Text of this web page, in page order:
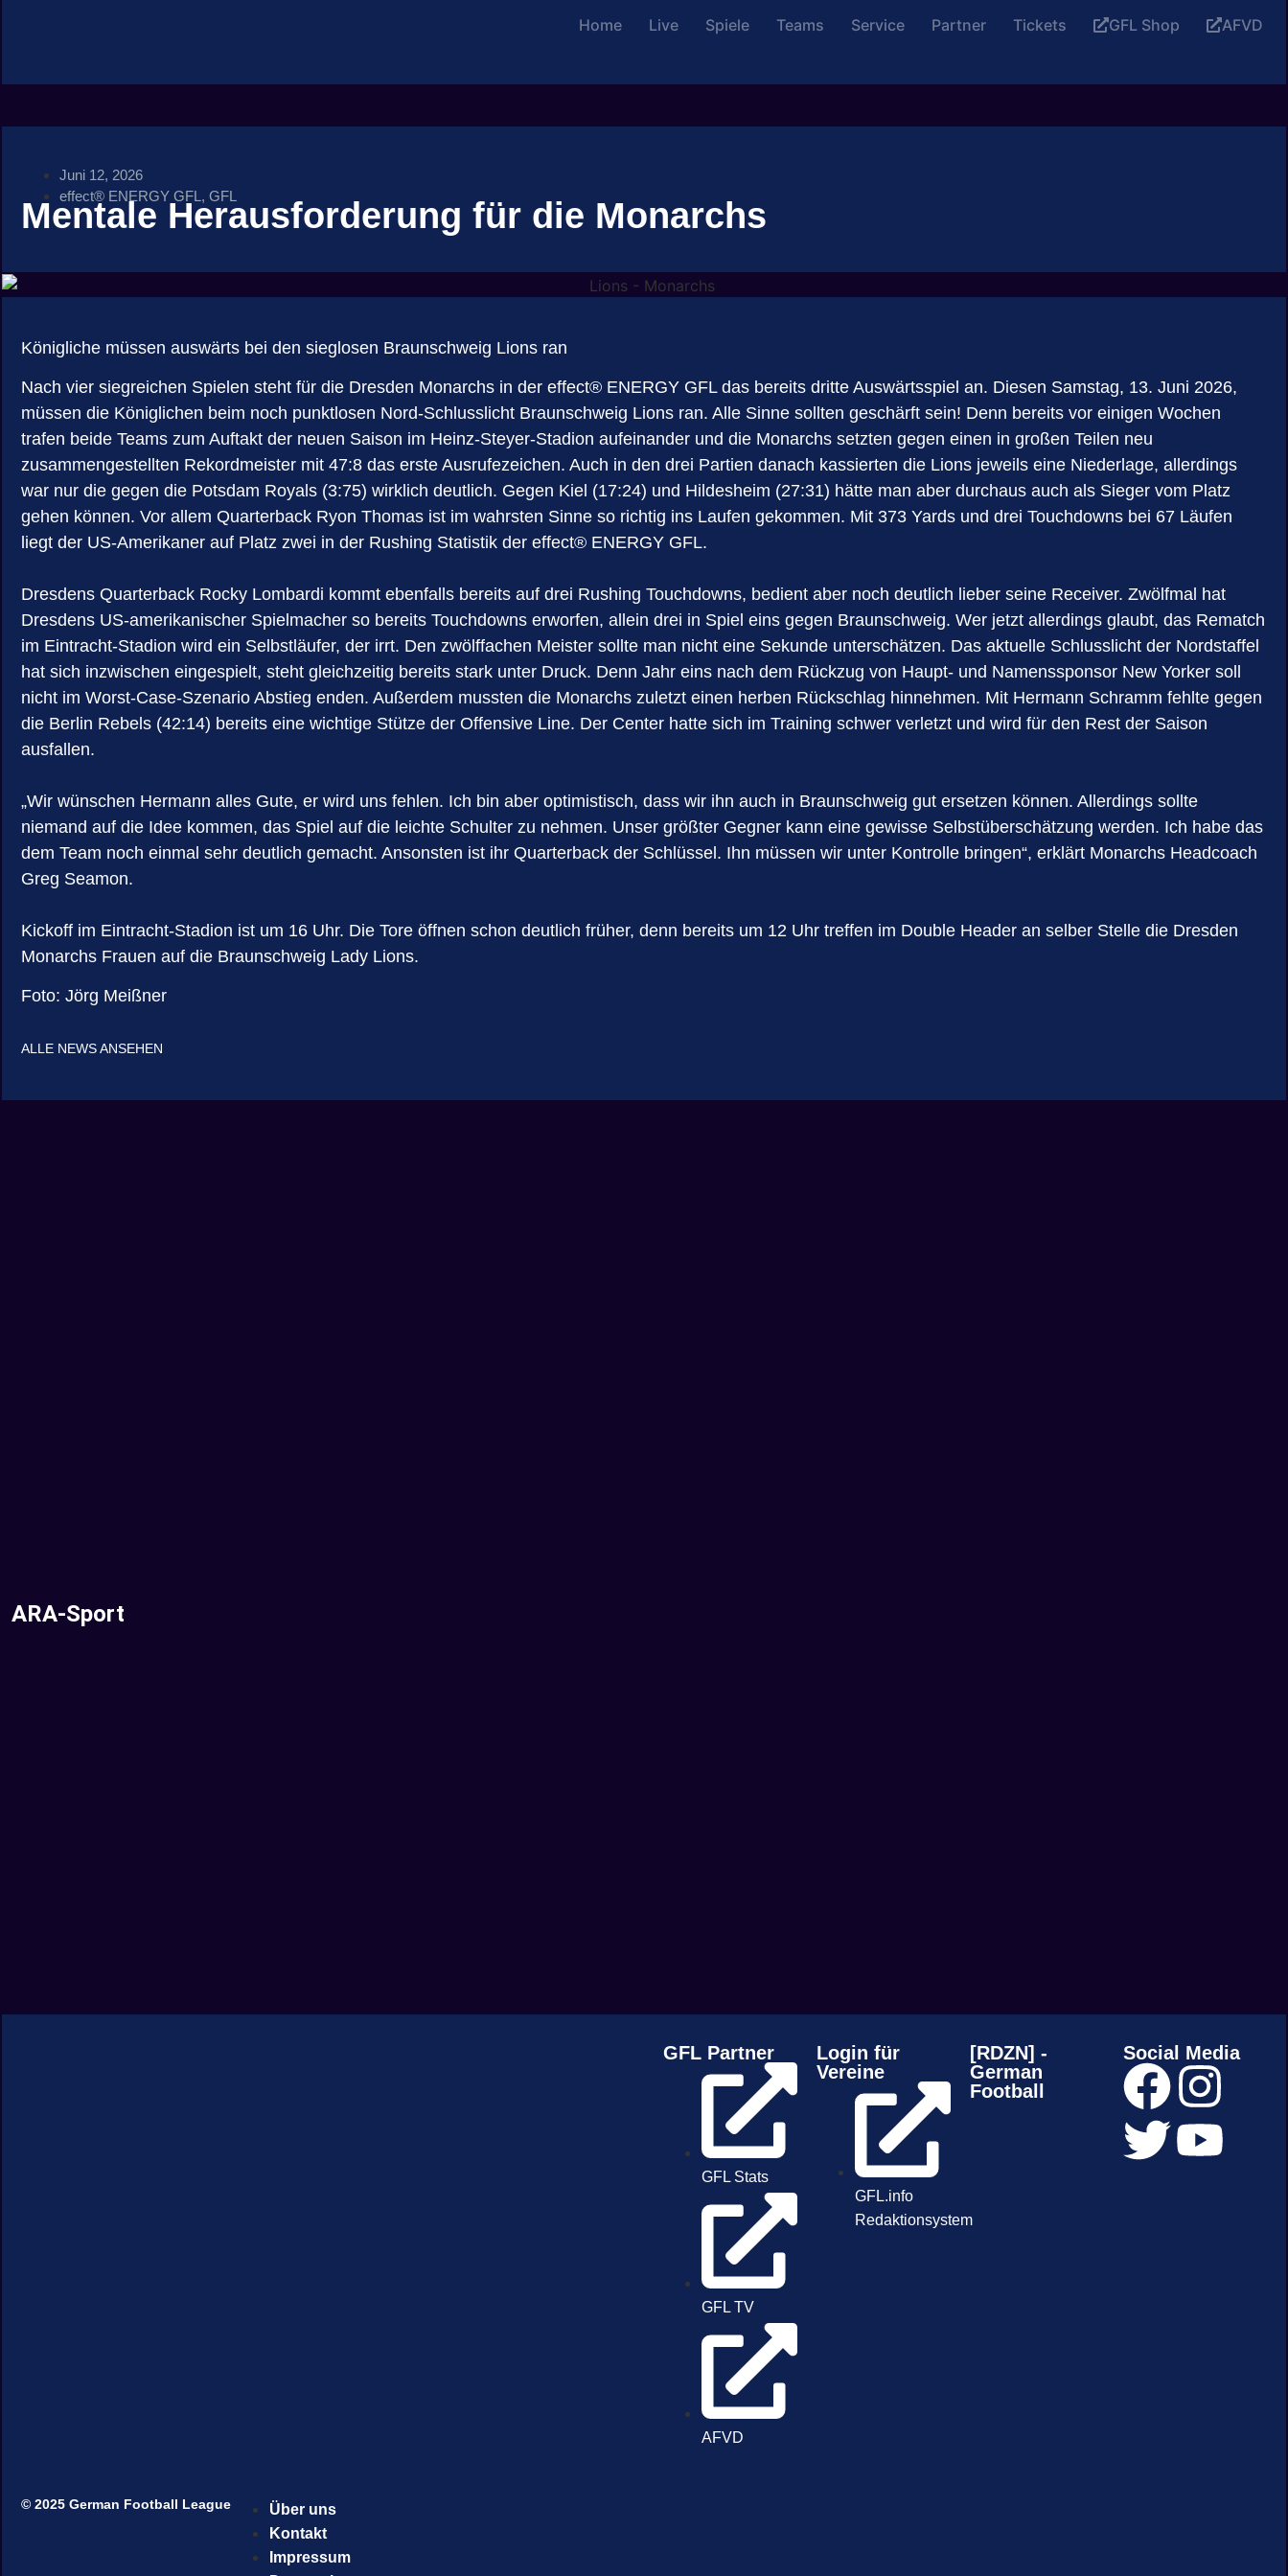
Home Live Spiele Teams Service Partner Tickets GFL Shop AFVD
Juni 12, 2026
effect® ENERGY GFL , GFL
Mentale Herausforderung für die Monarchs
Königliche müssen auswärts bei den sieglosen Braunschweig Lions ran
Nach vier siegreichen Spielen steht für die Dresden Monarchs in der effect®️ ENERGY GFL das bereits dritte Auswärtsspiel an. Diesen Samstag, 13. Juni 2026,
müssen die Königlichen beim noch punktlosen Nord-Schlusslicht Braunschweig Lions ran. Alle Sinne sollten geschärft sein! Denn bereits vor einigen Wochen
trafen beide Teams zum Auftakt der neuen Saison im Heinz-Steyer-Stadion aufeinander und die Monarchs setzten gegen einen in großen Teilen neu
zusammengestellten Rekordmeister mit 47:8 das erste Ausrufezeichen. Auch in den drei Partien danach kassierten die Lions jeweils eine Niederlage, allerdings
war nur die gegen die Potsdam Royals (3:75) wirklich deutlich. Gegen Kiel (17:24) und Hildesheim (27:31) hätte man aber durchaus auch als Sieger vom Platz
gehen können. Vor allem Quarterback Ryon Thomas ist im wahrsten Sinne so richtig ins Laufen gekommen. Mit 373 Yards und drei Touchdowns bei 67 Läufen
liegt der US-Amerikaner auf Platz zwei in der Rushing Statistik der effect®️ ENERGY GFL.
Dresdens Quarterback Rocky Lombardi kommt ebenfalls bereits auf drei Rushing Touchdowns, bedient aber noch deutlich lieber seine Receiver. Zwölfmal hat
Dresdens US-amerikanischer Spielmacher so bereits Touchdowns erworfen, allein drei in Spiel eins gegen Braunschweig. Wer jetzt allerdings glaubt, das Rematch
im Eintracht-Stadion wird ein Selbstläufer, der irrt. Den zwölffachen Meister sollte man nicht eine Sekunde unterschätzen. Das aktuelle Schlusslicht der Nordstaffel
hat sich inzwischen eingespielt, steht gleichzeitig bereits stark unter Druck. Denn Jahr eins nach dem Rückzug von Haupt- und Namenssponsor New Yorker soll
nicht im Worst-Case-Szenario Abstieg enden. Außerdem mussten die Monarchs zuletzt einen herben Rückschlag hinnehmen. Mit Hermann Schramm fehlte gegen
die Berlin Rebels (42:14) bereits eine wichtige Stütze der Offensive Line. Der Center hatte sich im Training schwer verletzt und wird für den Rest der Saison
ausfallen.
„Wir wünschen Hermann alles Gute, er wird uns fehlen. Ich bin aber optimistisch, dass wir ihn auch in Braunschweig gut ersetzen können. Allerdings sollte
niemand auf die Idee kommen, das Spiel auf die leichte Schulter zu nehmen. Unser größter Gegner kann eine gewisse Selbstüberschätzung werden. Ich habe das
dem Team noch einmal sehr deutlich gemacht. Ansonsten ist ihr Quarterback der Schlüssel. Ihn müssen wir unter Kontrolle bringen“, erklärt Monarchs Headcoach
Greg Seamon.
Kickoff im Eintracht-Stadion ist um 16 Uhr. Die Tore öffnen schon deutlich früher, denn bereits um 12 Uhr treffen im Double Header an selber Stelle die Dresden
Monarchs Frauen auf die Braunschweig Lady Lions.
Foto: Jörg Meißner
ALLE NEWS ANSEHEN
ARA-Sport
GFL Partner
GFL Stats
GFL TV
AFVD
Login für
Vereine
GFL.info
Redaktionsystem
[RDZN] -
German
Football
Social Media
© 2025 German Football League
Über uns
Kontakt
Impressum